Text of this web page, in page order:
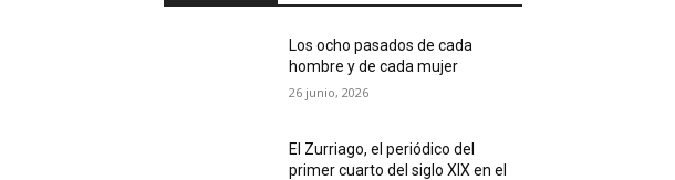
Los ocho pasados de cada
hombre y de cada mujer
26 junio, 2026
El Zurriago, el periódico del
primer cuarto del siglo XIX en el